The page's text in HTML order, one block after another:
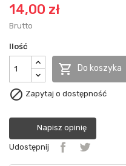
14,00 zł
Brutto
Ilość
 Do koszyka
 Zapytaj o dostępność
Napisz opinię
Udostępnij